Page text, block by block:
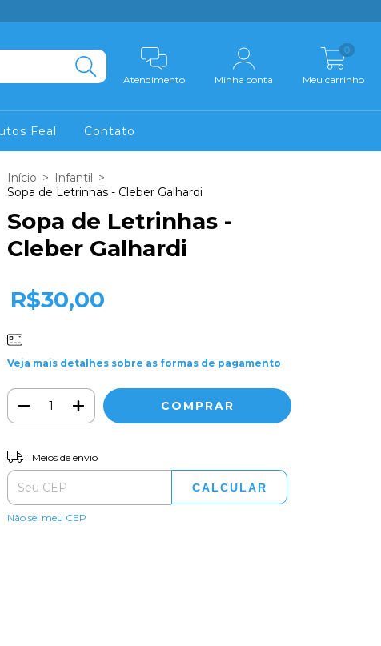
Atendimento Minha conta Meu carrinho
0
Feal Contato
Início > Infantil >
Sopa de Letrinhas - Cleber Galhardi
Sopa de Letrinhas -
Cleber Galhardi
R$30,00
Veja mais detalhes sobre as formas de pagamento
Entregas para o CEP:
Meios de envio
CALCULAR
Não sei meu CEP